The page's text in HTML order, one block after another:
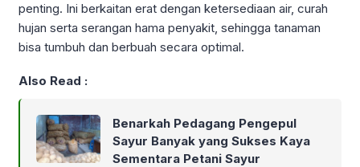
penting. Ini berkaitan erat dengan ketersediaan air, curah
hujan serta serangan hama penyakit, sehingga tanaman
bisa tumbuh dan berbuah secara optimal.
Also Read :
Benarkah Pedagang Pengepul
Sayur Banyak yang Sukses Kaya
Sementara Petani Sayur